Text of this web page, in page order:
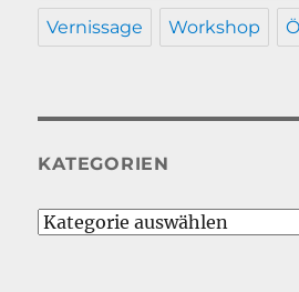
Vernissage Workshop
KATEGORIEN
Kategorien